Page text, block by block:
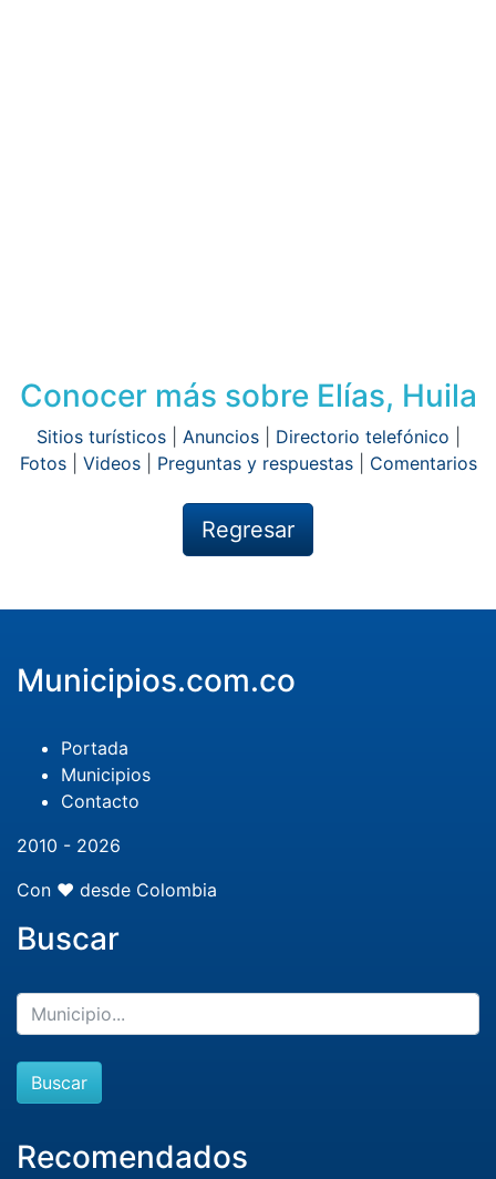
Conocer más sobre Elías, Huila
Sitios turísticos| Anuncios| Directorio telefónico
Fotos| Videos| Preguntas y respuestas| Comentarios
Regresar
Municipios.com.co
Portada
Municipios
Contacto
2010 - 2026
Con ❤️ desde Colombia
Buscar
Buscar
Recomendados